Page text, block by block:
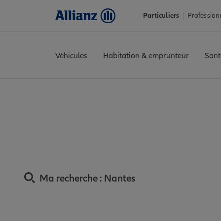
Particuliers
Véhicules Habitation & emprunteur
Ma recherche : Nantes